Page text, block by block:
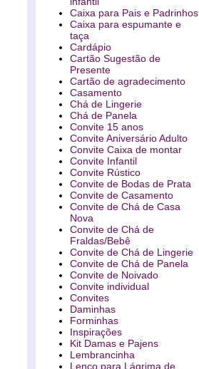
Caixa para Pais e Padrinhos
Caixa para espumante e
taça
Cardápio
Cartão Sugestão de
Presente
Cartão de agradecimento
Casamento
Chá de Lingerie
Chá de Panela
Convite 15 anos
Convite Aniversário Adulto
Convite Caixa de montar
Convite Infantil
Convite Rústico
Convite de Bodas de Prata
Convite de Casamento
Convite de Chá de Casa
Nova
Convite de Chá de
Fraldas/Bebê
Convite de Chá de Lingerie
Convite de Chá de Panela
Convite de Noivado
Convite individual
Convites
Daminhas
Forminhas
Inspirações
Kit Damas e Pajens
Lembrancinha
Lenço para Lágrima de